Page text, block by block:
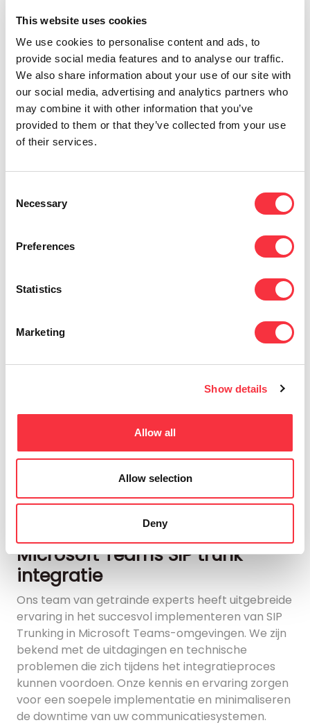
This website uses cookies
We use cookies to personalise content and ads, to
provide social media features and to analyse our traffic.
We also share information about your use of our site with
our social media, advertising and analytics partners who
may combine it with other information that you’ve
provided to them or that they’ve collected from your use
of their services.
Selection
Necessary
Preferences
Statistics
Marketing
Show details
Allow all
Allow selection
Deny
Netwerkconsolidatie
De meeste bedrijven betalen apart voor
spraak- en telefoongegevens, terwijl ze nog
steeds dezelfde dienstverlener gebruiken. Met
gegevensverkeer naar een neutraal netwerk
vorm van gegevensoverdracht worden
Schaalbaarheid en
betrouwbaarheid
Dankzij de schaalbaarheid van SIP-technologie
u nieuwe dochterondernemingen opent of over
de hele wereld fulltime externe werknemers in
dienst neemt.
Voiped Telecom: expert in
Microsoft Teams SIP trunk
integratie
Ons team van getrainde experts heeft uitgebreide
ervaring in het succesvol implementeren van SIP
Trunking in Microsoft Teams-omgevingen. We zijn
bekend met de uitdagingen en technische
problemen die zich tijdens het integratieproces
kunnen voordoen. Onze kennis en ervaring zorgen
voor een soepele implementatie en minimaliseren
de downtime van uw communicatiesystemen.